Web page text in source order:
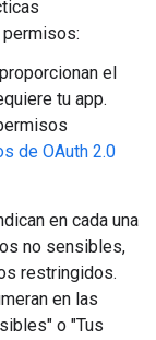
el
tu app.
de OAuth 2.0
en cada una
no sensibles,
restringidos.
en las
o "Tus